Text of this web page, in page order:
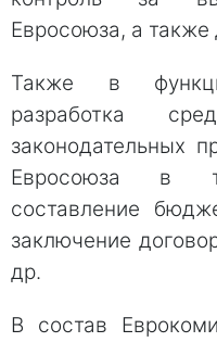
Евросоюза, а также
Также в
разработка
законодательных
Евросоюза в
составление
заключение
др.
В состав